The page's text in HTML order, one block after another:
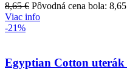
8,65€ Pôvodná cena bola:
Viac info
-21%
Egyptian Cotton uterák